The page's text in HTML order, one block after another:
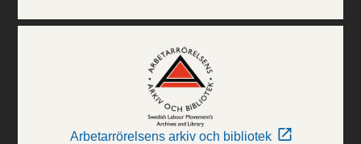
Arbetarrörelsens arkiv och bibliotek